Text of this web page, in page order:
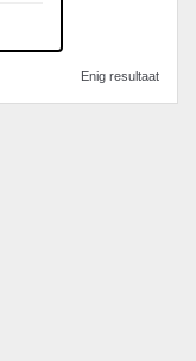
Enig resultaat